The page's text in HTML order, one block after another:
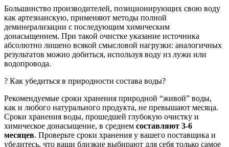
Большинство производителей, позиционирующих свою воду
как артезианскую, применяют методы полной
деминерализации с последующим химическим
донасыщением. При такой очистке указание источника
абсолютно лишено всякой смысловой нагрузки: аналогичных
результатов можно добиться, используя воду из лужи или
водопровода.
? Как убедиться в природности состава воды?
Рекомендуемые сроки хранения природной “живой” воды,
как и любого натурального продукта, не превышают месяца.
Сроки хранения воды, прошедшей глубокую очистку и
химическое донасыщение, в среднем составляют 3-6
месяцев. Проверьте сроки хранения у вашего поставщика и
убедитесь, что ваши близкие выбирают для себя только самое